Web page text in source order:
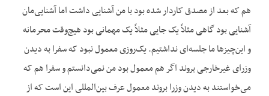
هم که بعد از مصدق کاردار شده بود با من آشنایی داشت اما آشنایی‌مان
آشنایی بود گاهی مثلاً یک جایی مثلاً یک مهمانی بود هیچ‌وقت محرمانه
و این‌چیزها ما جلسه‌ای نداشتیم. یک‌روزی معمول نبود که سفرا به دیدن
وزرای غیرخارجی بروند اگر هم معمول بود من نمی‌دانستم و سفرا هم که
می‌خواستند به دیدن وزرا بروند معمول عرف بین‌المللی این است که از